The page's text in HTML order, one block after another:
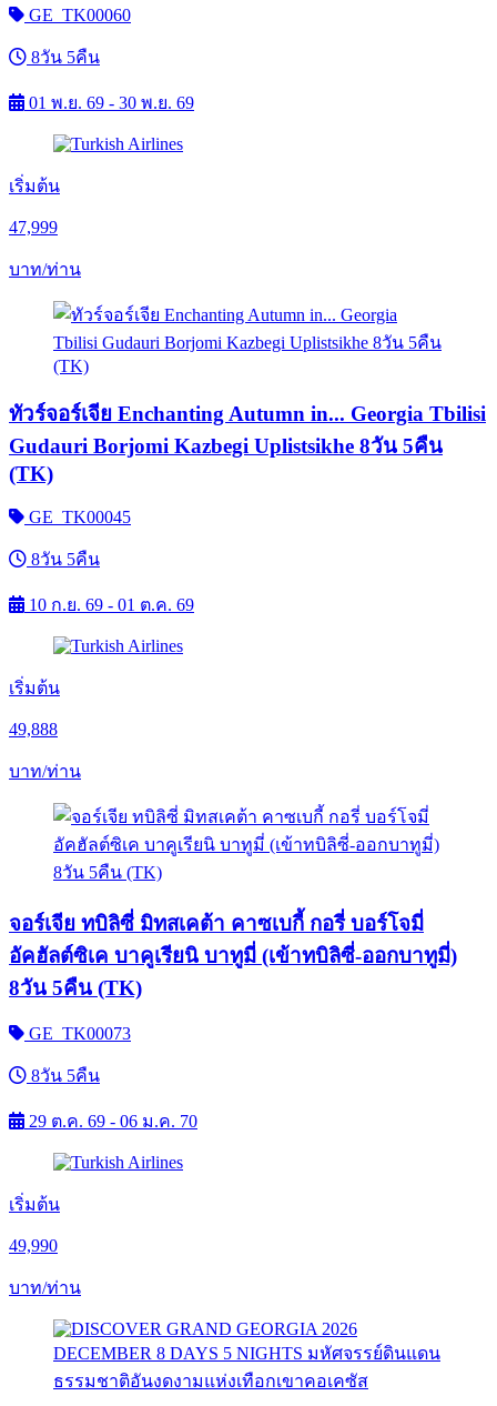
GE_TK00060
8วัน 5คืน
01 พ.ย. 69 - 30 พ.ย. 69
เริ่มต้น
47,999
บาท/ท่าน
ทัวร์จอร์เจีย Enchanting Autumn in... Georgia Tbilisi
Gudauri Borjomi Kazbegi Uplistsikhe 8วัน 5คืน
(TK)
GE_TK00045
8วัน 5คืน
10 ก.ย. 69 - 01 ต.ค. 69
เริ่มต้น
49,888
บาท/ท่าน
จอร์เจีย ทบิลิซี่ มิทสเคต้า คาซเบกี้ กอรี่ บอร์โจมี่
อัคฮัลต์ซิเค บาคูเรียนิ บาทูมี่ (เข้าทบิลิซี่-ออกบาทูมี่)
8วัน 5คืน (TK)
GE_TK00073
8วัน 5คืน
29 ต.ค. 69 - 06 ม.ค. 70
เริ่มต้น
49,990
บาท/ท่าน